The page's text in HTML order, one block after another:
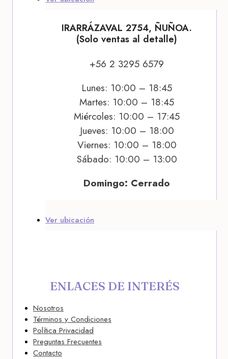
IRARRÁZAVAL 2754, ÑUÑOA.
(Solo ventas al detalle)
+56 2 3295 6579
Lunes: 10:00 – 18:45
Martes: 10:00 – 18:45
Miércoles: 10:00 – 17:45
Jueves: 10:00 – 18:00
Viernes: 10:00 – 18:00
Sábado: 10:00 – 13:00
Domingo: Cerrado
Ver ubicación
ENLACES DE INTERÉS
Nosotros
Términos y Condiciones
Política Privacidad
Preguntas Frecuentes
Contacto